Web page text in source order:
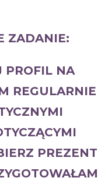
ZADANIE:
PROFIL NA
REGULARNIE
PREZENT